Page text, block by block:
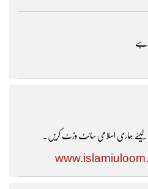
ہے
لیئے ہماری اسلامی سائٹ وزٹ کریں۔